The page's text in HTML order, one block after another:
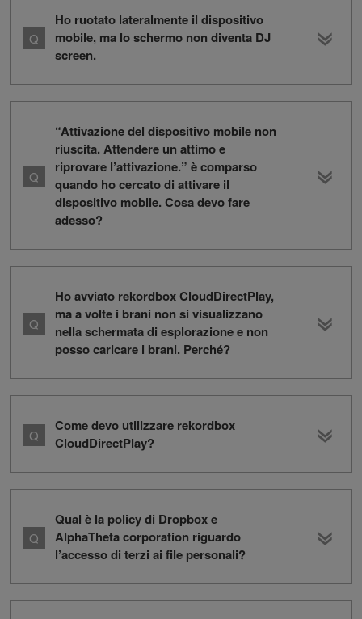
Ho ruotato lateralmente il dispositivo
mobile, ma lo schermo non diventa DJ
screen.
“Attivazione del dispositivo mobile non
riuscita. Attendere un attimo e
riprovare l’attivazione.” è comparso
quando ho cercato di attivare il
dispositivo mobile. Cosa devo fare
adesso?
Ho avviato rekordbox CloudDirectPlay,
ma a volte i brani non si visualizzano
nella schermata di esplorazione e non
posso caricare i brani. Perché?
Come devo utilizzare rekordbox
CloudDirectPlay?
Qual è la policy di Dropbox e
AlphaTheta corporation riguardo
l’accesso di terzi ai file personali?